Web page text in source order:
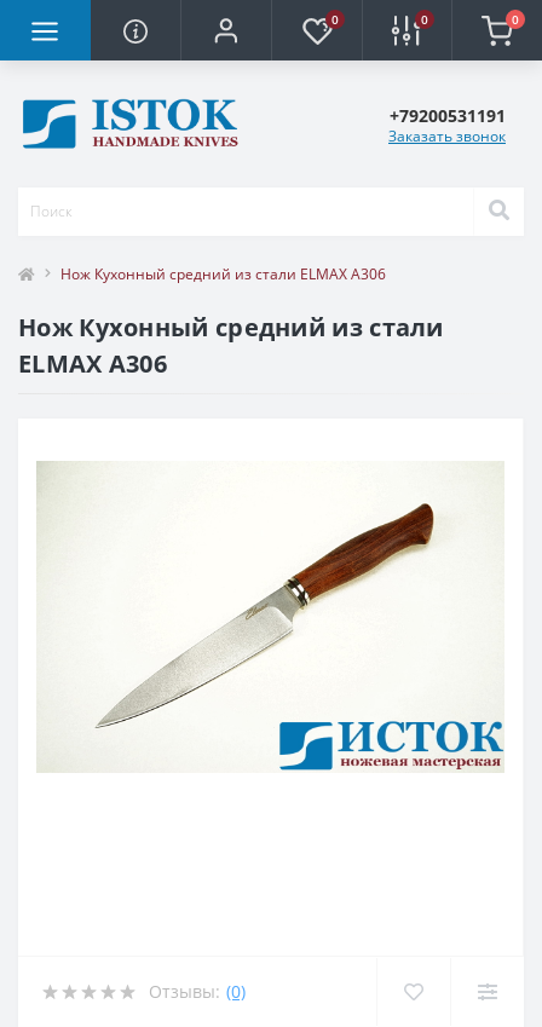
0 0 0
+79200531191
Заказать звонок
Нож Кухонный средний из стали ELMAX A306
Нож Кухонный средний из стали
ELMAX A306
Отзывы: (0)